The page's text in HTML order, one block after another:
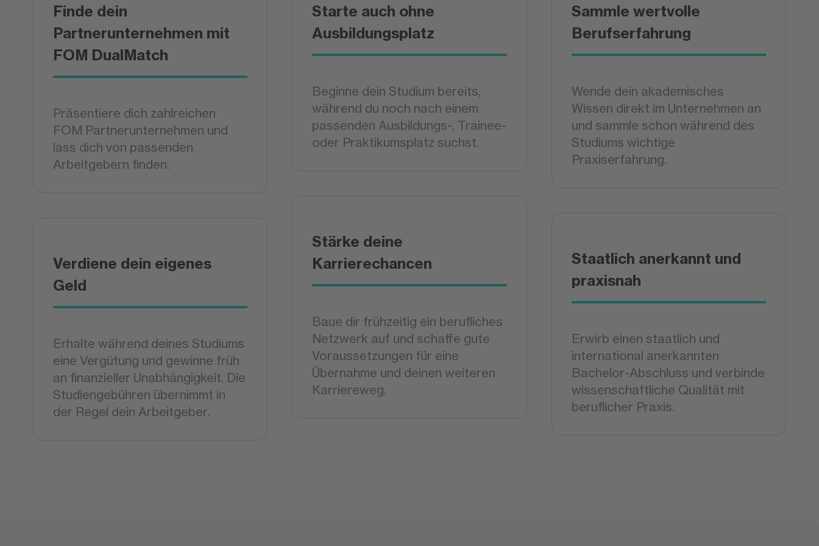
Finde dein
Partnerunternehmen mit
FOM DualMatch
Präsentiere dich zahlreichen
FOM Partnerunternehmen und
lass dich von passenden
Arbeitgebern finden.
Verdiene dein eigenes
Geld
Erhalte während deines Studiums
eine Vergütung und gewinne früh
an finanzieller Unabhängigkeit. Die
Studiengebühren übernimmt in
der Regel dein Arbeitgeber.
Starte auch ohne
Ausbildungsplatz
Beginne dein Studium bereits,
während du noch nach einem
passenden Ausbildungs-, Trainee-
oder Praktikumsplatz suchst.
Stärke deine
Karrierechancen
Baue dir frühzeitig ein berufliches
Netzwerk auf und schaffe gute
Voraussetzungen für eine
Übernahme und deinen weiteren
Karriereweg.
Sammle wertvolle
Berufserfahrung
Wende dein akademisches
Wissen direkt im Unternehmen an
und sammle schon während des
Studiums wichtige
Praxiserfahrung.
Staatlich anerkannt und
praxisnah
Erwirb einen staatlich und
international anerkannten
Bachelor-Abschluss und verbinde
wissenschaftliche Qualität mit
beruflicher Praxis.